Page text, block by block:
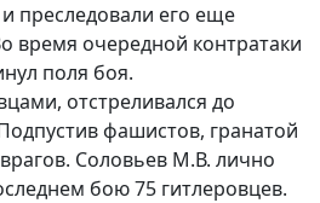
преследовали его еще
время очередной контратаки
поля боя.
отстреливался до
фашистов, гранатой
Соловьев М.В. лично
бою 75 гитлеровцев.